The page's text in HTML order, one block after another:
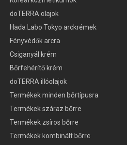
doTERRA olajok
Hada Labo Tokyo arckrémek
Fényvédők arcra
Csiganyál krém
Bőrfehérítő krém
doTERRA illóolajok
Termékek minden bőrtípusra
Termékek száraz bőrre
Termékek zsíros bőrre
Termékek kombinált bőrre